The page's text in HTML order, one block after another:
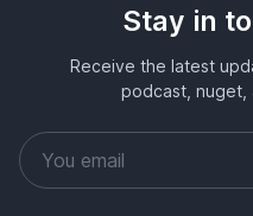
Stay in
Receive the latest
podcast, nuget,